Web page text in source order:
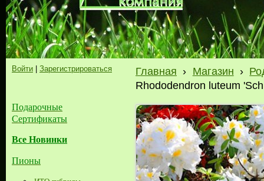
Войти Зарегистрироваться
Подарочные
Сертификаты
Все Новинки
Пионы
Главная › Магазин ›
Rhododendron luteum